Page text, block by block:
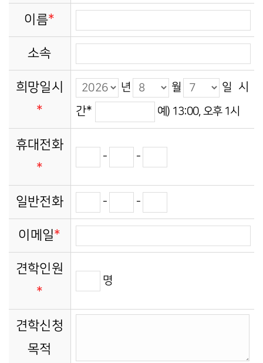
이름*
소속
희망일시
*
년 월 일 시
간* 예) 13:00, 오후 1시
휴대전화
*
- -
일반전화 - -
이메일*
견학인원
*
명
견학신청
목적